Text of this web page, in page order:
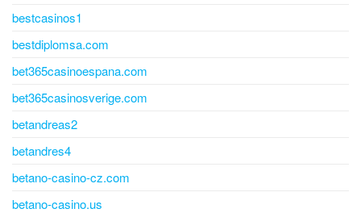
bestcasinos1
bestdiplomsa.com
bet365casinoespana.com
bet365casinosverige.com
betandreas2
betandres4
betano-casino-cz.com
betano-casino.us